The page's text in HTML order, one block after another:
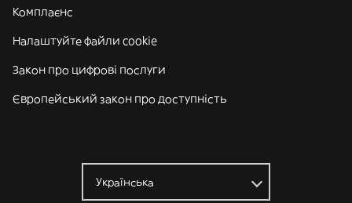
Комплаєнс
Налаштуйте файли cookie
Закон про цифрові послуги
Європейський закон про доступність